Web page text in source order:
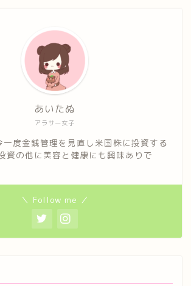
アラサー女子
あいたぬ
一度金銭管理を見直し米国株に投資する
資の他に美容と健康にも興味ありで
＼ Follow me ／